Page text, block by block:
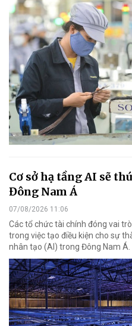
Cơ sở hạ tầng AI sẽ
Đông Nam Á
07/08/2026 11:06
Các tổ chức tài chính đóng vai
trong việc tạo điều kiện cho sự
nhân tạo (AI) trong Đông Nam Á.